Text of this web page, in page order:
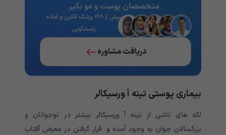
متخصصان پوست و مو بگیر.
بیش از ۱۶۸ پزشک آنلاین و آماده
پاسخگویی
دریافت مشاوره
بیماری پوستی تینه آ ورسیکالر
لکه های ناشی از تینه آ ورسیکالر بیشتر در نوجوانان و
بزرگسالان جوان به وجود آمده و قرار گرفتن در معرض آفتاب